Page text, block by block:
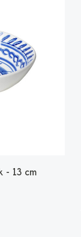
- 13 cm